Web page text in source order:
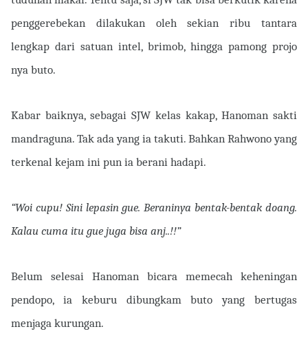
penggerebekan dilakukan oleh sekian ribu tantara
lengkap dari satuan intel, brimob, hingga pamong projo
nya buto.
Kabar baiknya, sebagai SJW kelas kakap, Hanoman sakti
mandraguna. Tak ada yang ia takuti. Bahkan Rahwono yang
terkenal kejam ini pun ia berani hadapi.
“Woi cupu! Sini lepasin gue. Beraninya bentak-bentak doang.
Kalau cuma itu gue juga bisa anj..!!”
Belum selesai Hanoman bicara memecah keheningan
pendopo, ia keburu dibungkam buto yang bertugas
menjaga kurungan.